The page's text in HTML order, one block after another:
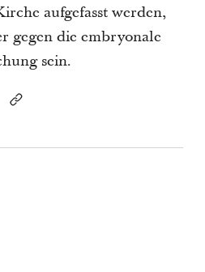
aufgefasst werden,
gegen die embryonale
sein.